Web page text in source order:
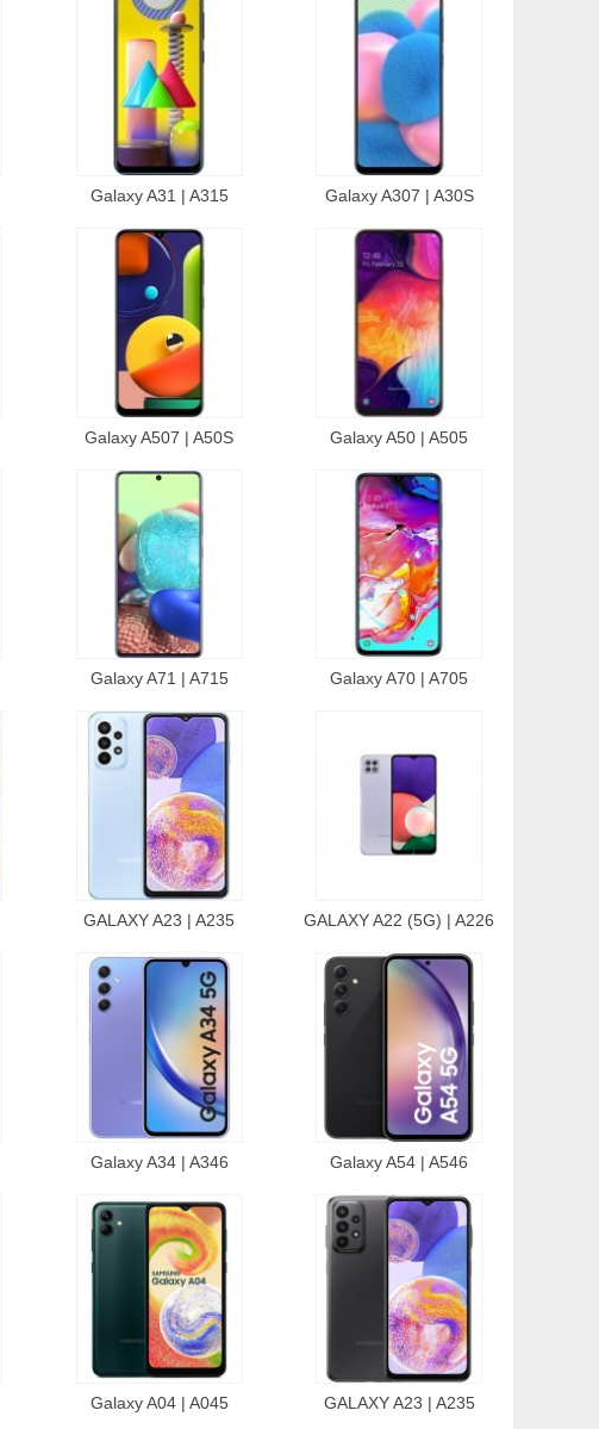
Galaxy A307 | A30S
Galaxy A31 | A315
Galaxy A50 | A505
Galaxy A507 | A50S
Galaxy A70 | A705
Galaxy A71 | A715
GALAXY A22 (5G) | A226
GALAXY A23 | A235
Galaxy A54 | A546
Galaxy A34 | A346
GALAXY A23 | A235
Galaxy A04 | A045